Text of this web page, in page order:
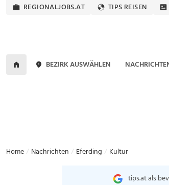
REGIONALJOBS.AT TIPS REISEN
BEZIRK AUSWÄHLEN
Home Nachrichten Eferding Kultur
tips.at als